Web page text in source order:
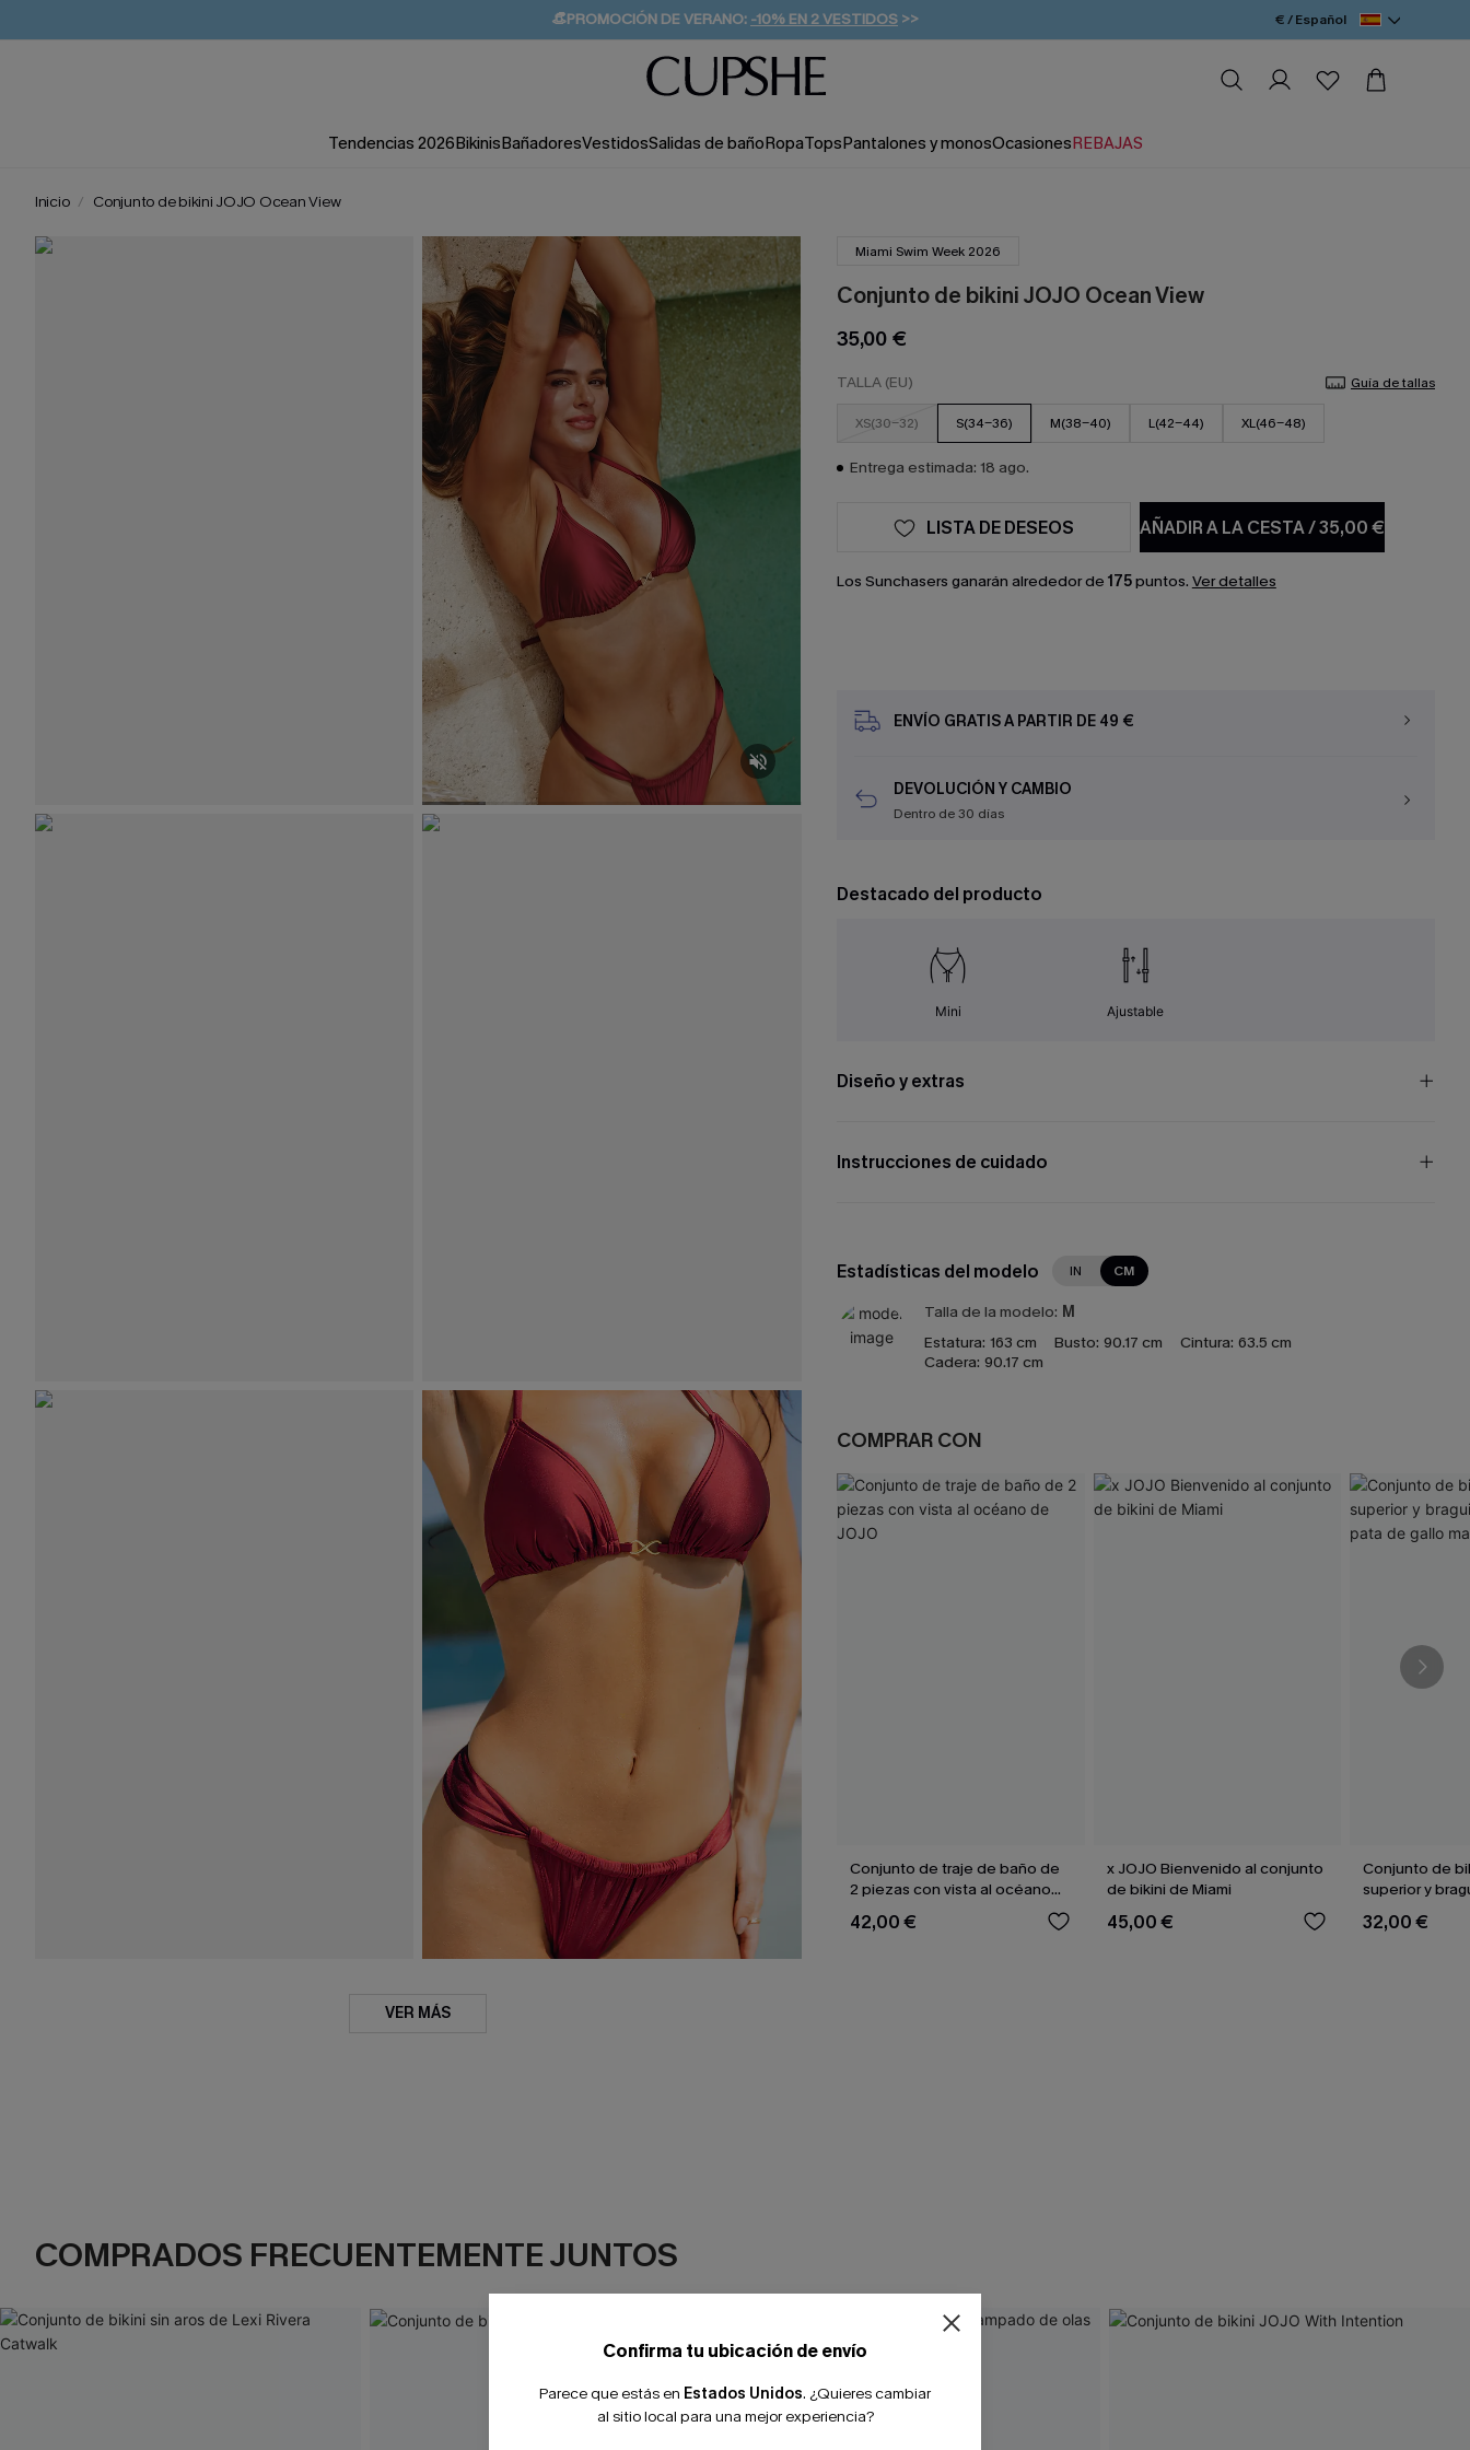
👒PROMOCIÓN DE VERANO: -10% EN 2 VESTIDOS >>
💌¡SUSCRIBIRSE & GANAR -10% EXTRA!
🚚ENVÍO GRATUITO A PARTIR DE 49 € >>
€ / Español
Tendencias 2026BikinisBañadoresVestidosSalidas de bañoRopaTopsPantalones y monosOcasionesREBAJAS
Inicio Conjunto de bikini JOJO Ocean View
VER MÁS
Miami Swim Week 2026
Conjunto de bikini JOJO Ocean View
35,00 €
TALLA (EU) Guía de tallas
XS(30-32) S(34-36) M(38-40) L(42-44) XL(46-48)
Entrega estimada: 18 ago.
AÑADIR A LA CESTA/35,00 €
LISTA DE DESEOS
Los Sunchasers ganarán alrededor de 175puntos. Ver detalles
ENVÍO GRATIS A PARTIR DE 49 €
DEVOLUCIÓN Y CAMBIO
Dentro de 30 días
Destacado del producto
Mini Ajustable
Diseño y extras
Instrucciones de cuidado
Estadísticas del modelo IN CM
Talla de la modelo: M
Estatura: 163 cm Busto: 90.17 cm Cintura: 63.5 cm
Cadera: 90.17 cm
COMPRAR CON
Conjunto de traje de baño de
2 piezas con vista al océano
de JOJO
42,00 €
x JOJO Bienvenido al conjunto
de bikini de Miami
45,00 €
Conjunto de
superior y
de pata de
32,00 €
COMPRADOS FRECUENTEMENTE JUNTOS
Confirma tu ubicación de envío
Parece que estás en Estados Unidos. ¿Quieres cambiar
al sitio local para una mejor experiencia?
-10% extra sin compra mínima